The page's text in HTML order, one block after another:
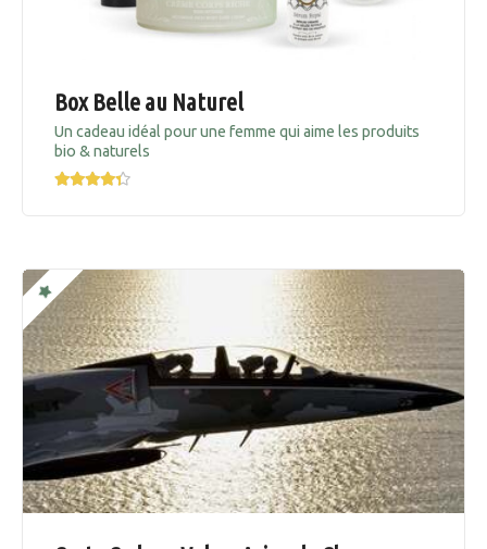
Box Belle au Naturel
Un cadeau idéal pour une femme qui aime les produits
bio & naturels